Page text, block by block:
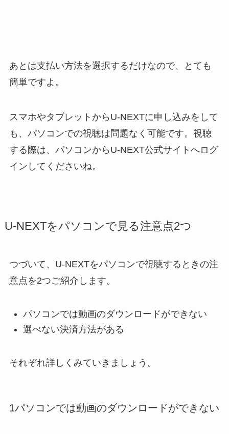
あとは支払い方法を選択するだけなので、とても
簡単ですよ。
スマホやタブレットからU-NEXTに申し込みをして
も、パソコンでの視聴は問題なく可能です。視聴
する際は、パソコンからU-NEXT公式サイトへログ
インしてくださいね。
U-NEXTをパソコンで見る注意点2つ
つづいて、U-NEXTをパソコンで視聴するときの注
意点を2つご紹介します。
パソコンでは動画のダウンロードができない
選べない決済方法がある
それぞれ詳しくみていきましょう。
1パソコンでは動画のダウンロードができない